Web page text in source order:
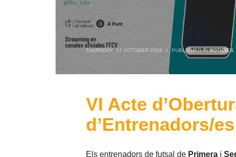
THURSDAY, 17 OCTOBER 2024 / PUBLISHED INNOTÍCIES,
VI Acte
d’Entrenadors/
Els entrenadors de futsal de Primera i